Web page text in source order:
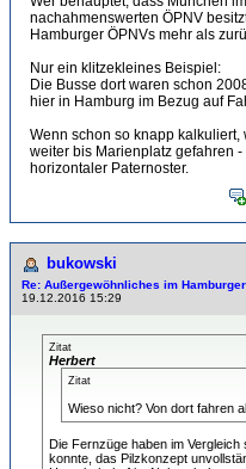
nachahmenswerten ÖPNV
Hamburger ÖPNVs mehr als
Nur ein klitzekleines Beispiel:
Die Busse dort waren schon
hier in Hamburg im Bezug auf
Wenn schon so knapp
weiter bis Marienplatz gefahren
horizontaler Paternoster.
bukowski
Re: Außergewöhnliches im
19.12.2016 15:29
Zitat
Herbert
Zitat
Wieso nicht? Von dort fahren
Die Fernzüge haben im
konnte, das Pilzkonzept